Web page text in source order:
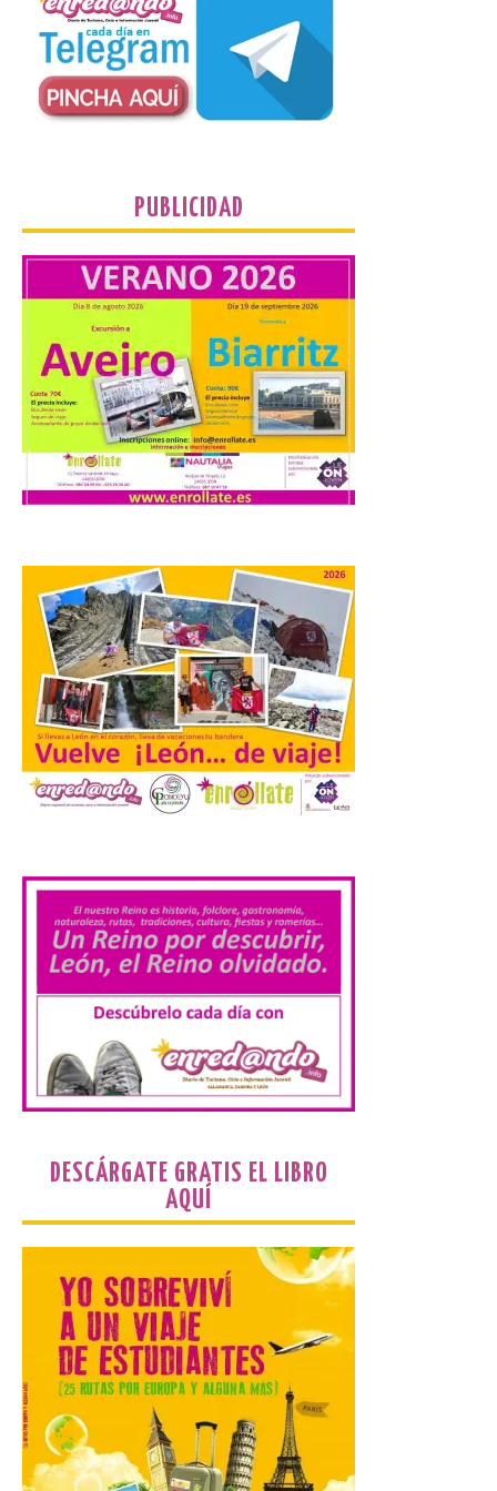
El TUS cuenta con líneas
que llegan a la zona en
puntos como el faro de
Cabo Mayor, Cueto,
Corbanera o Ciriego y
reforzará la movilidad con un servicio
Turismo de Extremadura
impulsa nuevas
iniciativas relacionadas
con el trío de eclipses para
afianzar a Extremadura
como referente en
astroturismo
8 Ago 2026
Extremadura cuenta con
uno de los cielos
de Europa, un recurso
natural que permite disfrutar de
actividades de astroturismo durante todo
el año. La Dirección General de Turismo
ha puesto en marcha diversas iniciativas
relacionadas […]
Cabárceno prepara tres
enclaves privilegiados
desde los que divisar el
eclipse solar del 12 de
8 Ago 2026
El parque amplía su
horario y refuerza los
hostelería. En Alto
Campoo continuará la
programación musical de Estación
Sonora. Peña Cabarga, elegido lugar
preferente en la comunidad autónoma,
contará con un dispositivo especial de
seguridad y acceso […]
Gijon prohíbe el baño en
San Lorenzo, Poniente y
Arbeyal el día del eclipse a
partir de las 19.00 horas.
8 Ago 2026
Incide en que el eclipse se
verá desde múltiples
puntos de la ciudad, por lo
que no será necesario
desplazarse y se
recomienda no acudir a Gijón/Xixón en
PUBLICIDAD
DESCÁRGATE GRATIS EL LIBRO
AQUÍ